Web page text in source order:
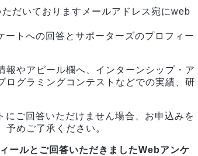
だいておりますメールアドレス宛にweb
トへの回答とサポーターズのプロフィー
やアピール欄へ、インターンシップ・ア
ログラミングコンテストなどでの実績、研
ご回答いただけません場合、お申込みを
予めご了承ください。
ールとご回答いただきましたWebアンケ